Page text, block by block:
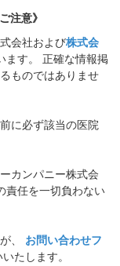
注意》
会社および株式会
ます。 正確な情報掲
ものではありませ
に必ず該当の医院
カンパニー株式会
責任を一切負わない
、 お問い合わせフ
たします。